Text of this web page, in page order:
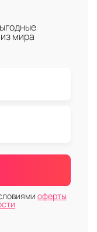
мира
оферты